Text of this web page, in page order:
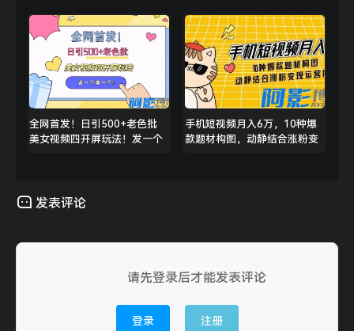
全网首发！日引500+老色批
美女视频四开屏玩法！发一个
手机短视频月入6万，10种爆
款题材构图，动静结合涨粉变
发表评论
请先登录后才能发表评论
登录 注册